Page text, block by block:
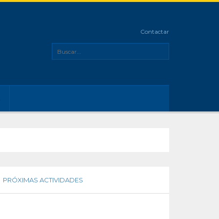
Contactar
PRÓXIMAS ACTIVIDADES